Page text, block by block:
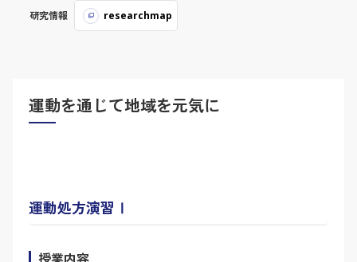
研究情報 researchmap
運動を通じて地域を元気に
運動処方演習Ⅰ